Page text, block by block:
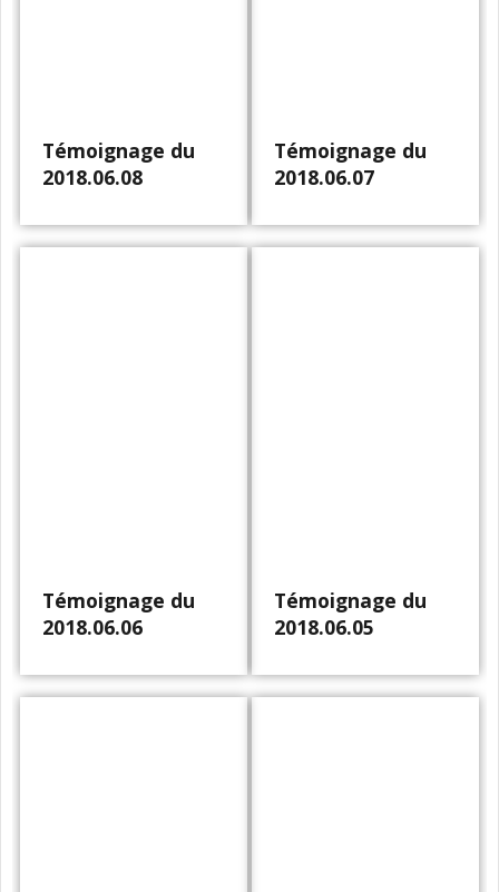
Témoignage du
2018.06.08
Témoignage du
2018.06.07
Témoignage du
2018.06.06
Témoignage du
2018.06.05